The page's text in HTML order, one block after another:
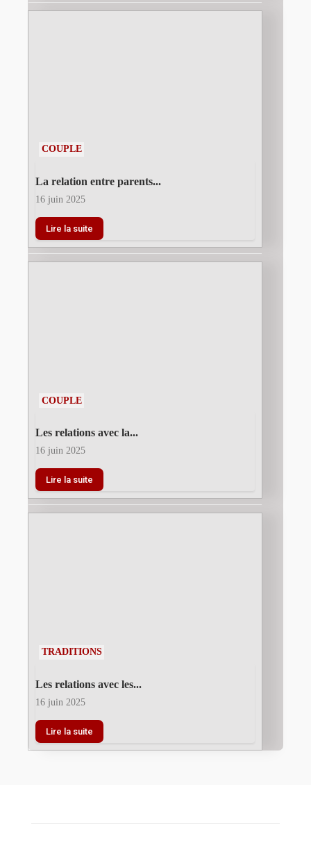
COUPLE
La relation entre parents...
16 juin 2025
Lire la suite
COUPLE
Les relations avec la...
16 juin 2025
Lire la suite
TRADITIONS
Les relations avec les...
16 juin 2025
Lire la suite